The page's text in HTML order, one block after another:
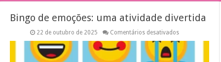
Bingo de emoções: uma atividade divertida
22 de outubro de 2025 Comentários desativadosem
emoções:
uma